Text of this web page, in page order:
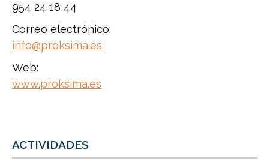
954 24 18 44
Correo electrónico:
info@proksima.es
Web:
www.proksima.es
ACTIVIDADES